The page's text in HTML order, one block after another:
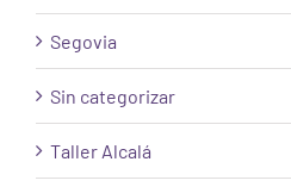
Segovia
Sin categorizar
Taller Alcalá